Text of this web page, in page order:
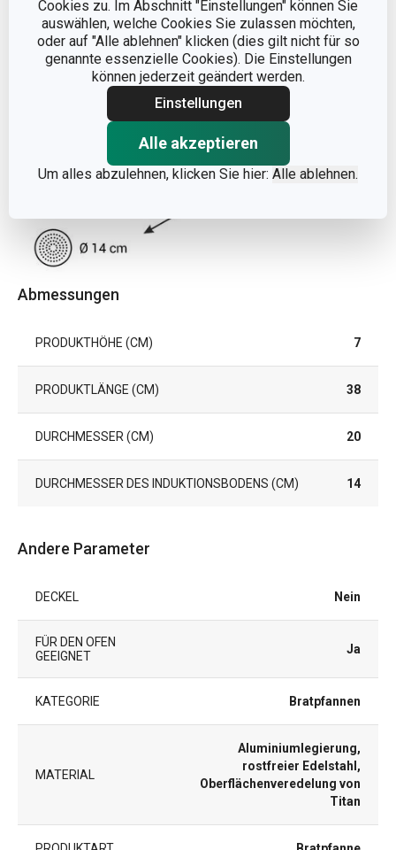
Cookies zu. Im Abschnitt "Einstellungen" können Sie
auswählen, welche Cookies Sie zulassen möchten,
oder auf "Alle ablehnen" klicken (dies gilt nicht für so
genannte essenzielle Cookies). Die Einstellungen
können jederzeit geändert werden.
Einstellungen
Alle akzeptieren
Um alles abzulehnen, klicken Sie hier: Alle ablehnen.
Abmessungen
PRODUKTHÖHE (CM) 7
PRODUKTLÄNGE (CM) 38
DURCHMESSER (CM) 20
DURCHMESSER DES INDUKTIONSBODENS (CM) 14
Andere Parameter
DECKEL Nein
FÜR DEN OFEN
GEEIGNET
Ja
KATEGORIE Bratpfannen
MATERIAL
Aluminiumlegierung,
rostfreier Edelstahl,
Oberflächenveredelung von
Titan